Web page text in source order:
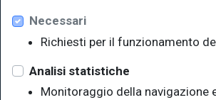
Università degli Studi di Trieste
Sistema Bibliotecario di Ateneo
EUT in cifre
Necessari
Richiesti per il funzionamento
Analisi statistiche
Monitoraggio della navigazione